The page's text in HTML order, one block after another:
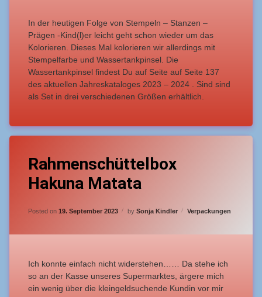
In der heutigen Folge von Stempeln – Stanzen –
Prägen -Kind(l)er leicht geht schon wieder um das
Kolorieren. Dieses Mal kolorieren wir allerdings mit
Stempelfarbe und Wassertankpinsel. Die
Wassertankpinsel findest Du auf Seite auf Seite 137
des aktuellen Jahreskataloges 2023 – 2024 . Sind sind
als Set in drei verschiedenen Größen erhältlich.
Rahmenschüttelbox
Hakuna Matata
Posted on 19. September 2023 by Sonja Kindler Categories:
Verpackungen
Ich konnte einfach nicht widerstehen…… Da stehe ich
so an der Kasse unseres Supermarktes, ärgere mich
ein wenig über die kleingeldsuchende Kundin vor mir
Fortgeschrittene
mittelschwer
Schüttelbox
a
Comment
on
Rahmenschüttelbox
Matata